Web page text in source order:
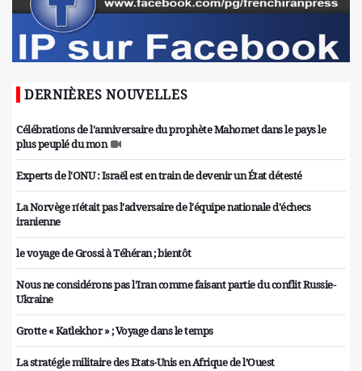
DERNIÈRES NOUVELLES
Célébrations de l'anniversaire du prophète Mahomet dans le pays le
plus peuplé du mon
Experts de l'ONU : Israël est en train de devenir un État détesté
La Norvège n'était pas l'adversaire de l'équipe nationale d'échecs
iranienne
le voyage de Grossi à Téhéran ; bientôt
Nous ne considérons pas l'Iran comme faisant partie du conflit Russie-
Ukraine
Grotte « Katlekhor » ; Voyage dans le temps
La stratégie militaire des Etats-Unis en Afrique de l’Ouest